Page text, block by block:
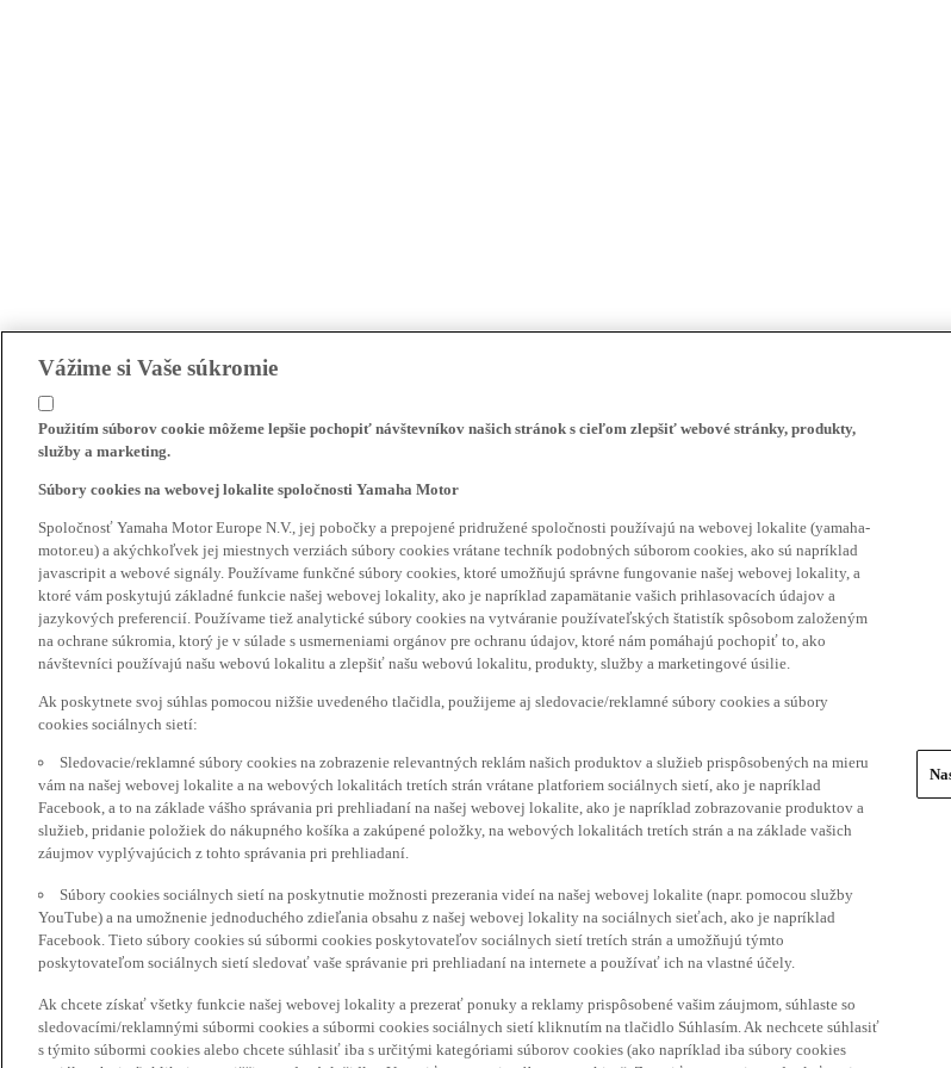
Vážime si Vaše súkromie
Použitím súborov cookie môžeme lepšie pochopiť návštevníkov našich stránok s cieľom zlepšiť webové stránky, produkty,
služby a marketing.
Súbory cookies na webovej lokalite spoločnosti Yamaha Motor
Spoločnosť Yamaha Motor Europe N.V., jej pobočky a prepojené pridružené spoločnosti používajú na webovej lokalite (yamaha-
motor.eu) a akýchkoľvek jej miestnych verziách súbory cookies vrátane techník podobných súborom cookies, ako sú napríklad
javascripit a webové signály. Používame funkčné súbory cookies, ktoré umožňujú správne fungovanie našej webovej lokality, a
ktoré vám poskytujú základné funkcie našej webovej lokality, ako je napríklad zapamätanie vašich prihlasovacích údajov a
jazykových preferencií. Používame tiež analytické súbory cookies na vytváranie používateľských štatistík spôsobom založeným
na ochrane súkromia, ktorý je v súlade s usmerneniami orgánov pre ochranu údajov, ktoré nám pomáhajú pochopiť to, ako
návštevníci používajú našu webovú lokalitu a zlepšiť našu webovú lokalitu, produkty, služby a marketingové úsilie.
Ak poskytnete svoj súhlas pomocou nižšie uvedeného tlačidla, použijeme aj sledovacie/reklamné súbory cookies a súbory
cookies sociálnych sietí:
Sledovacie/reklamné súbory cookies na zobrazenie relevantných reklám našich produktov a služieb prispôsobených na mieru
vám na našej webovej lokalite a na webových lokalitách tretích strán vrátane platforiem sociálnych sietí, ako je napríklad
Facebook, a to na základe vášho správania pri prehliadaní na našej webovej lokalite, ako je napríklad zobrazovanie produktov a
služieb, pridanie položiek do nákupného košíka a zakúpené položky, na webových lokalitách tretích strán a na základe vašich
záujmov vyplývajúcich z tohto správania pri prehliadaní.
Súbory cookies sociálnych sietí na poskytnutie možnosti prezerania videí na našej webovej lokalite (napr. pomocou služby
YouTube) a na umožnenie jednoduchého zdieľania obsahu z našej webovej lokality na sociálnych sieťach, ako je napríklad
Facebook. Tieto súbory cookies sú súbormi cookies poskytovateľov sociálnych sietí tretích strán a umožňujú týmto
poskytovateľom sociálnych sietí sledovať vaše správanie pri prehliadaní na internete a používať ich na vlastné účely.
Ak chcete získať všetky funkcie našej webovej lokality a prezerať ponuky a reklamy prispôsobené vašim záujmom, súhlaste so
sledovacími/reklamnými súbormi cookies a súbormi cookies sociálnych sietí kliknutím na tlačidlo Súhlasím. Ak nechcete súhlasiť
s týmito súbormi cookies alebo chcete súhlasiť iba s určitými kategóriami súborov cookies (ako napríklad iba súbory cookies